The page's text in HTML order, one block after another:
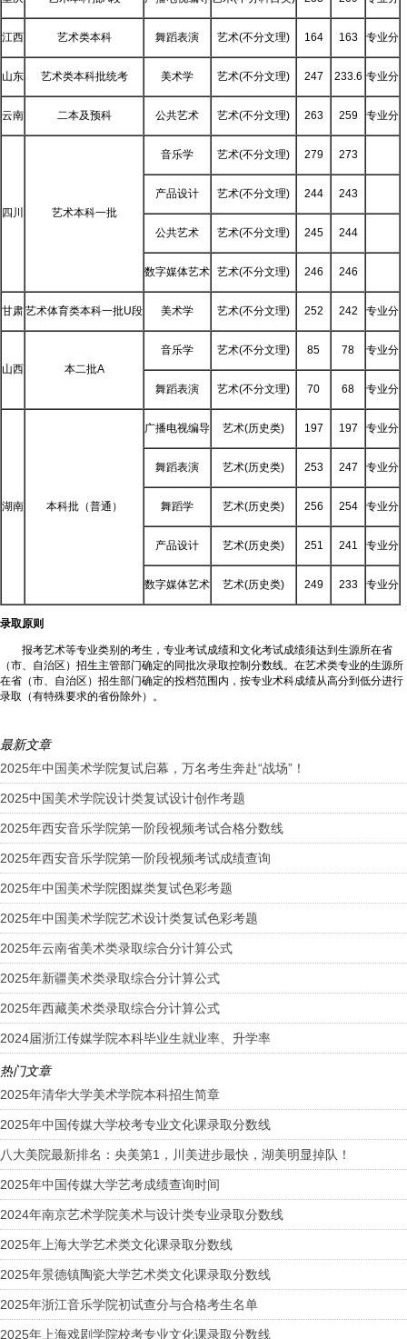
江西 艺术类本科 舞蹈表演 艺术(不分文理) 164 163 专业分
山东 艺术类本科批统考 美术学 艺术(不分文理) 247 233.6 专业分
云南 二本及预科 公共艺术 艺术(不分文理) 263 259 专业分
四川 艺术本科一批
音乐学 艺术(不分文理) 279 273
产品设计 艺术(不分文理) 244 243
公共艺术 艺术(不分文理) 245 244
数字媒体艺术 艺术(不分文理) 246 246
甘肃艺术体育类本科一批U段 美术学 艺术(不分文理) 252 242 专业分
山西 本二批A
音乐学 艺术(不分文理) 85 78 专业分
舞蹈表演 艺术(不分文理) 70 68 专业分
湖南 本科批（普通）
广播电视编导 艺术(历史类) 197 197 专业分
舞蹈表演 艺术(历史类) 253 247 专业分
舞蹈学 艺术(历史类) 256 254 专业分
产品设计 艺术(历史类) 251 241 专业分
数字媒体艺术 艺术(历史类) 249 233 专业分
录取原则
报考艺术等专业类别的考生，专业考试成绩和文化考试成绩须达到生源所在省
（市、自治区）招生主管部门确定的同批次录取控制分数线。在艺术类专业的生源所
在省（市、自治区）招生部门确定的投档范围内，按专业术科成绩从高分到低分进行
录取（有特殊要求的省份除外）。
最新文章
2025年中国美术学院复试启幕，万名考生奔赴“战场”！
2025中国美术学院设计类复试设计创作考题
2025年西安音乐学院第一阶段视频考试合格分数线
2025年西安音乐学院第一阶段视频考试成绩查询
2025年中国美术学院图媒类复试色彩考题
2025年中国美术学院艺术设计类复试色彩考题
2025年云南省美术类录取综合分计算公式
2025年新疆美术类录取综合分计算公式
2025年西藏美术类录取综合分计算公式
2024届浙江传媒学院本科毕业生就业率、升学率
热门文章
2025年清华大学美术学院本科招生简章
2025年中国传媒大学校考专业文化课录取分数线
八大美院最新排名：央美第1，川美进步最快，湖美明显掉队！
2025年中国传媒大学艺考成绩查询时间
2024年南京艺术学院美术与设计类专业录取分数线
2025年上海大学艺术类文化课录取分数线
2025年景德镇陶瓷大学艺术类文化课录取分数线
2025年浙江音乐学院初试查分与合格考生名单
2025年上海戏剧学院校考专业文化课录取分数线